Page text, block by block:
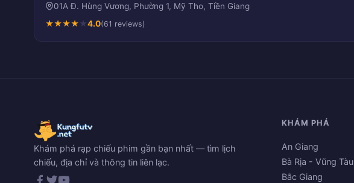
01A Đ. Hùng Vương, Phường 1, Mỹ Tho, Tiền Giang
★★★★★4.0(61 reviews)
Khám phá rạp chiếu phim gần bạn nhất — tìm lịch
chiếu, địa chỉ và thông tin liên lạc.
KHÁM PHÁ
An Giang
Bà Rịa - Vũng Tàu
Bắc Giang